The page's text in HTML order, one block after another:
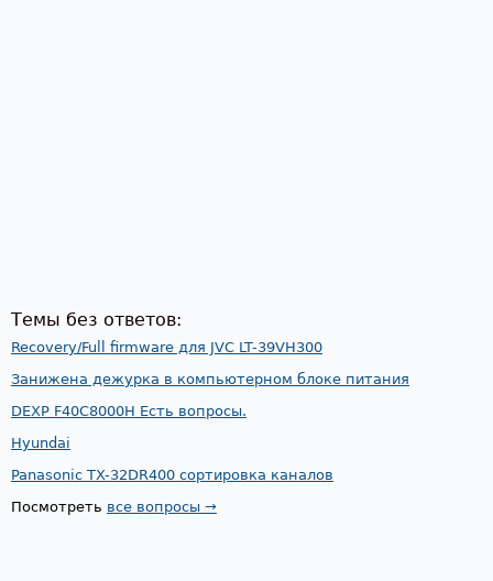
Темы без ответов:
Recovery/Full firmware для JVC LT-39VH300
Занижена дежурка в компьютерном блоке питания
DEXP F40C8000H Есть вопросы.
Hyundai
Panasonic TX-32DR400 сортировка каналов
Посмотреть все вопросы →